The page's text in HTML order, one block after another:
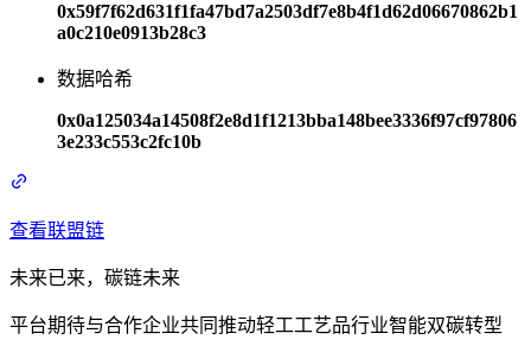
0x59f7f62d631f1fa47bd7a2503df7e8b4f1d62d06670862b1
a0c210e0913b28c3
数据哈希
0x0a125034a14508f2e8d1f1213bba148bee3336f97cf97806
3e233c553c2fc10b
查看联盟链
未来已来，碳链未来
平台期待与合作企业共同推动轻工工艺品行业智能双碳转型